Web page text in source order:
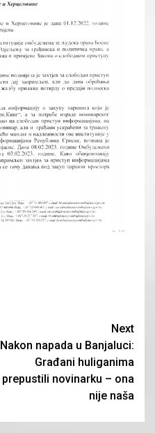
Next
Nakon napada u Banjaluci:
Građani huliganima
prepustili novinarku – ona
nije naša